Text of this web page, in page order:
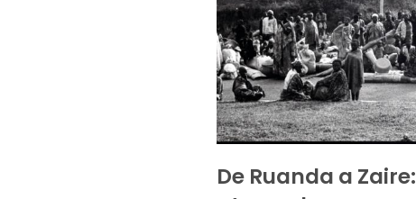
De Ruanda a Zaire: